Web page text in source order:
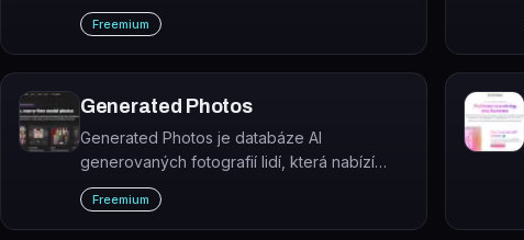
je kreativní platforma, která kombinuje vlastní
modely Adobe s partnerskými modely od
Google, OpenAI, Kling AI, ElevenLabs a
Freemium
Generated Photos
Generated Photos je databáze AI
generovaných fotografií lidí, která nabízí
přes 2,6 milionu unikátních tváří a 167 tisíc
celých postav bez autorských práv.
Freemium